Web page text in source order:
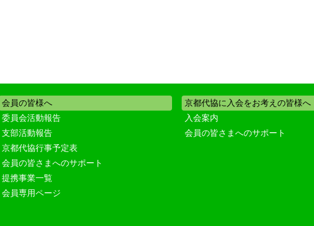
会員の皆様へ
委員会活動報告
支部活動報告
京都代協行事予定表
会員の皆さまへのサポート
提携事業一覧
会員専用ページ
京都代協に入会をお考えの皆様へ
入会案内
会員の皆さまへのサポート